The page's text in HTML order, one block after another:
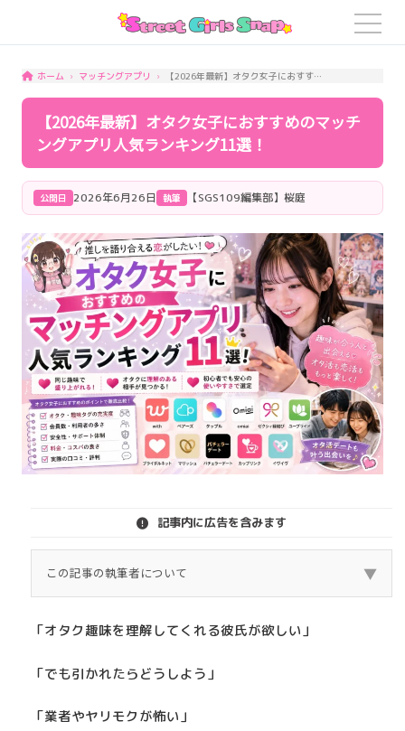
ホーム マッチングアプリ 【2026年最新】オタク女子におすすめのマッチングアプリ人気ランキング11選！
【2026年最新】オタク女子におすすめのマッチ
ングアプリ人気ランキング11選！
公開日 2026年6月26日 執筆 【SGS109編集部】桜庭
記事内に広告を含みます
この記事の執筆者について ▼
この記事は、実際に東京（原宿エリア）でマッチング
筆者の体験をもとに書いています。 私はこれまで複数
失敗も含めた経験があります。 その上で、本当に出会
「オタク趣味を理解してくれる彼氏が欲しい」
「でも引かれたらどうしよう」
「業者やヤリモクが怖い」